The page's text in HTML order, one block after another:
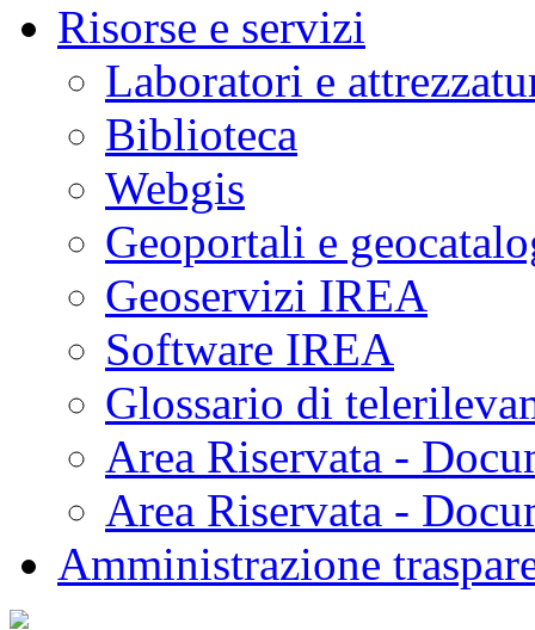
Risorse e servizi
Laboratori e
Biblioteca
Webgis
Geoportali e
Geoservizi IREA
Software IREA
Glossario di
Area Riservata -
Area Riservata -
Amministrazione